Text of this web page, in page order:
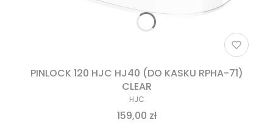
PINLOCK 120 HJC HJ40 (DO KASKU RPHA-71)
CLEAR
HJC
159,00 zł